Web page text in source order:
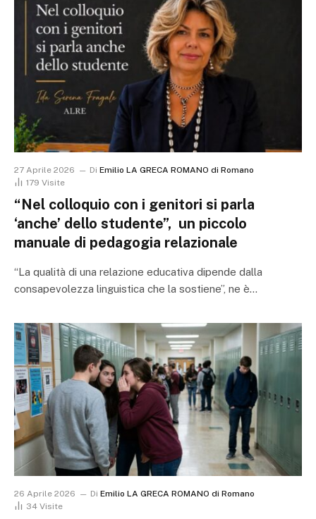
27 Aprile 2026 Di Emilio LA GRECA ROMANO di Romano
179 Visite
“Nel colloquio con i genitori si parla
‘anche’ dello studente”, un piccolo
manuale di pedagogia relazionale
“La qualità di una relazione educativa dipende dalla
consapevolezza linguistica che la sostiene”, ne è…
26 Aprile 2026 Di Emilio LA GRECA ROMANO di Romano
34 Visite